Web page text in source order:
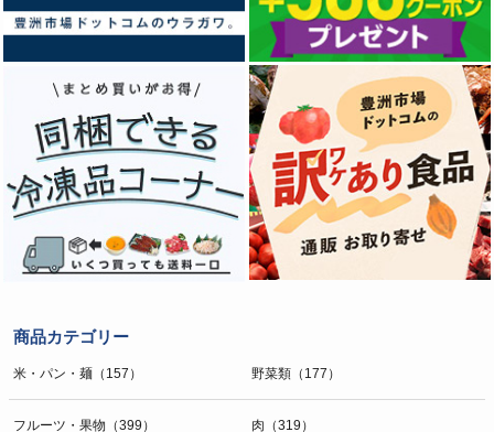
商品カテゴリー
米・パン・麺（157） 野菜類（177）
フルーツ・果物（399） 肉（319）